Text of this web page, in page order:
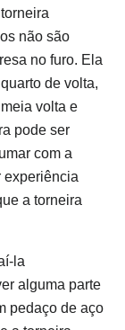
não são
no furo. Ela
de volta,
volta e
pode ser
com a
experiência
a torneira
la
alguma parte
pedaço de aço